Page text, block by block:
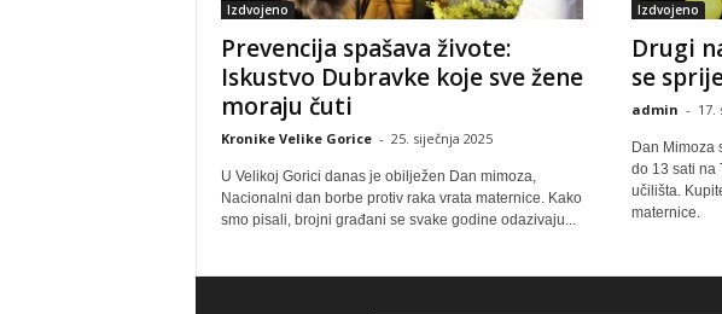
Izdvojeno
Prevencija spašava živote:
Iskustvo Dubravke koje sve žene
moraju čuti
Kronike Velike Gorice - 25. siječnja 2025
U Velikoj Gorici danas je obilježen Dan mimoza,
Nacionalni dan borbe protiv raka vrata maternice. Kako
smo pisali, brojni građani se svake godine odazivaju...
Izdvojeno
Drugi
se
admin - 17.
Dan Mimoza
do 13 sati na
učilišta.
maternice.